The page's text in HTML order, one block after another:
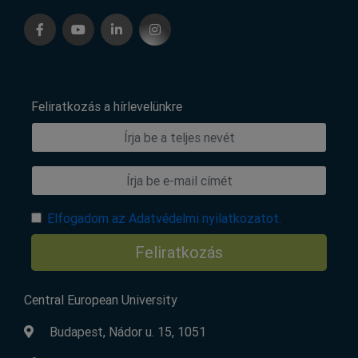
Feliratkozás a hírlevelünkre
Elfogadom az Adatvédelmi nyilatkozatot.
Feliratkozás
Central European University
Budapest, Nádor u. 15, 1051